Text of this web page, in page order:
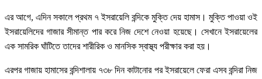
এর আগে, এদিন সকালে প্রথম ৭ ইসরায়েলি বন্দিকে মুক্তি দেয় হামাস। মুক্তি পাওয়া ওই
ইসরায়েলিদের গাজার সীমান্ত পার করে নিজ দেশে নেওয়া হয়েছে। সেখানে ইসরায়েলের
এক সামরিক ঘাঁটিতে তাদের শারীরিক ও মানসিক স্বাস্থ্য পরীক্ষার করা হয়।
এরপর গাজায় হামাসের বন্দিশালায় ৭৩৮ দিন কাটানোর পর ইসরায়েলে ফেরা এসব বন্দিরা নিজ